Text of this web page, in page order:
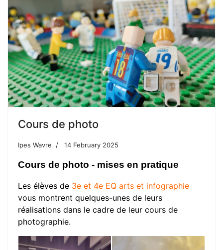
Cours de photo
Ipes Wavre 14 February 2025
Cours de photo - mises en pratique
Les élèves de 3e et 4e EQ arts et infographie
vous montrent quelques-unes de leurs
réalisations dans le cadre de leur cours de
photographie.